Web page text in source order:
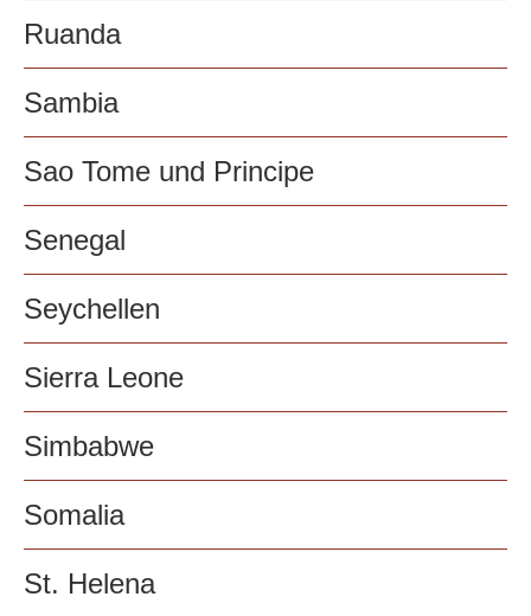
Ruanda
Sambia
Sao Tome und Principe
Senegal
Seychellen
Sierra Leone
Simbabwe
Somalia
St. Helena